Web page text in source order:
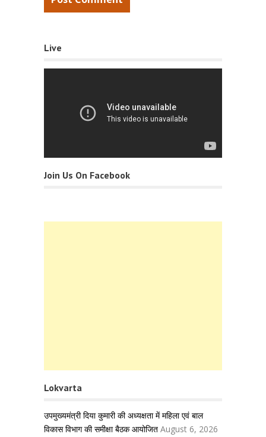
Live
Join Us On Facebook
Lokvarta
उपमुख्यमंत्री दिया कुमारी की अध्यक्षता में महिला एवं बाल
विकास विभाग की समीक्षा बैठक आयोजित August 6, 2026